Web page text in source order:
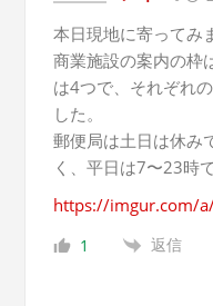
本日現地に寄ってみ
商業施設の案内の枠
は4つで、それぞれ
した。
郵便局は土日は休み
く、平日は7〜23時
https://imgur.com/
1 返信